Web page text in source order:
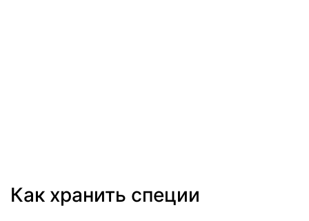
Как хранить специи